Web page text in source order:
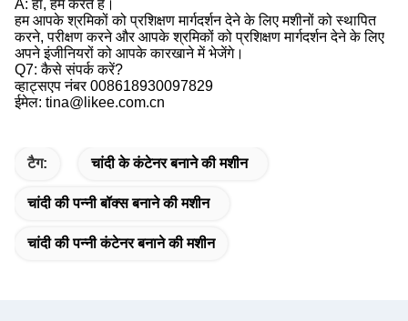
A: हाँ, हम करते हैं।
हम आपके श्रमिकों को प्रशिक्षण मार्गदर्शन देने के लिए मशीनों को स्थापित
करने, परीक्षण करने और आपके श्रमिकों को प्रशिक्षण मार्गदर्शन देने के लिए
अपने इंजीनियरों को आपके कारखाने में भेजेंगे।
Q7: कैसे संपर्क करें?
व्हाट्सएप नंबर 008618930097829
ईमेल: tina@likee.com.cn
टैग: चांदी के कंटेनर बनाने की मशीन
चांदी की पन्नी बॉक्स बनाने की मशीन
चांदी की पन्नी कंटेनर बनाने की मशीन